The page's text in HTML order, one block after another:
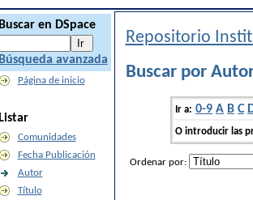
Buscar en DSpace
Búsqueda avanzada
Página de inicio
Listar
Comunidades
Fecha Publicación
Autor
Título
Repositorio
Buscar por
Ir a: 0-9 A B C
O introducir las
Ordenar por: